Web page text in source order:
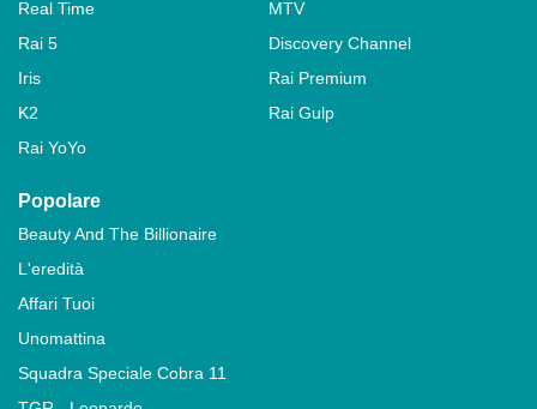
Real Time
MTV
Rai 5
Discovery Channel
Iris
Rai Premium
K2
Rai Gulp
Rai YoYo
Popolare
Beauty And The Billionaire
L'eredità
Affari Tuoi
Unomattina
Squadra Speciale Cobra 11